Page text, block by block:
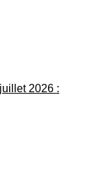
2026 :